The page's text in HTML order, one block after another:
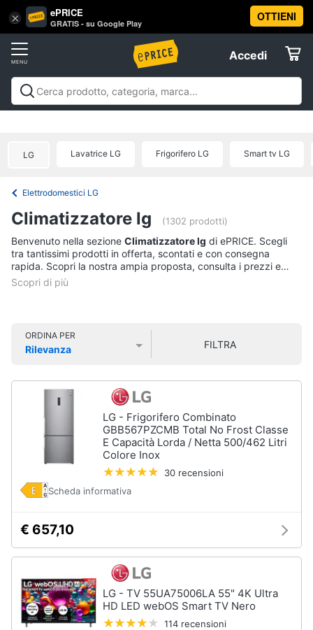
× ePRICE
GRATIS - su Google Play
OTTIENI
Accedi
Accedi
Registrati
Offerte
Tv
e
Home
Cinema
home
musica
Clima
Brico
Giardinaggio
Salute
Vai
al
LG Lavatrice LG Frigorifero LG Smart tv LG
Elettrodomestici LG
Climatizzatore lg (1302 prodotti)
Benvenuto nella sezione Climatizzatore lg di ePRICE. Scegli
tra tantissimi prodotti in offerta, scontati e con consegna
rapida. Scopri la nostra ampia proposta, consulta i prezzi e
acquista comodamente online.
ORDINA PER
Rilevanza
FILTRA
LG - Frigorifero Combinato
GBB567PZCMB Total No Frost Classe
E Capacità Lorda / Netta 500/462 Litri
Colore Inox
30 recensioni
Scheda informativa
€ 657,10
LG - TV 55UA75006LA 55" 4K Ultra
HD LED webOS Smart TV Nero
114 recensioni